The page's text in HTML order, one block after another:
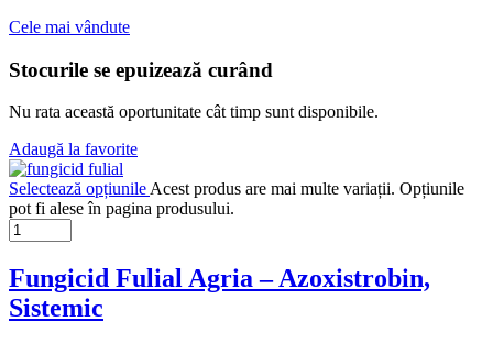
Cele mai vândute
Stocurile se epuizează curând
Nu rata această oportunitate cât timp sunt disponibile.
Adaugă la favorite
Selectează opțiunile Acest produs are mai multe variații. Opțiunile
pot fi alese în pagina produsului.
Fungicid Fulial Agria – Azoxistrobin,
Sistemic